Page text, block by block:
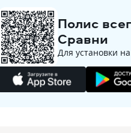
Полис
Сравни
Для установки